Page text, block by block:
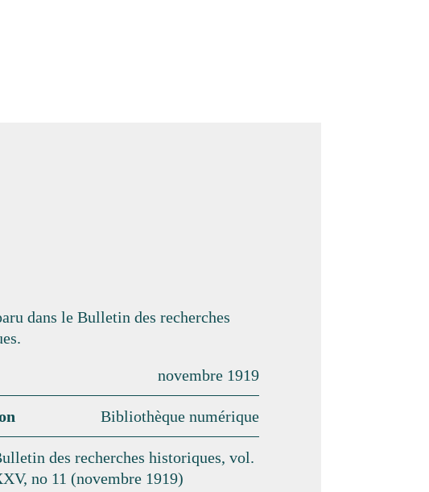
dans le Bulletin des recherches
novembre 1919
Bibliothèque numérique
des recherches historiques, vol.
no 11 (novembre 1919)